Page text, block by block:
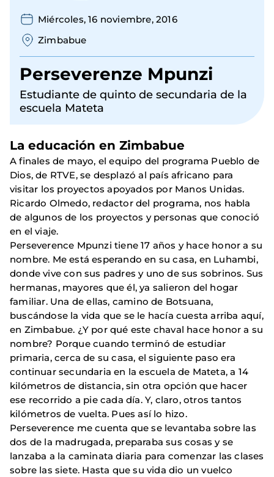
Miércoles, 16 noviembre, 2016
Zimbabue
Perseverenze Mpunzi
Estudiante de quinto de secundaria de la
escuela Mateta
La educación en Zimbabue
A finales de mayo, el equipo del programa Pueblo de
Dios, de RTVE, se desplazó al país africano para
visitar los proyectos apoyados por Manos Unidas.
Ricardo Olmedo, redactor del programa, nos habla
de algunos de los proyectos y personas que conoció
en el viaje.
Perseverence Mpunzi tiene 17 años y hace honor a su
nombre. Me está esperando en su casa, en Luhambi,
donde vive con sus padres y uno de sus sobrinos. Sus
hermanas, mayores que él, ya salieron del hogar
familiar. Una de ellas, camino de Botsuana,
buscándose la vida que se le hacía cuesta arriba aquí,
en Zimbabue. ¿Y por qué este chaval hace honor a su
nombre? Porque cuando terminó de estudiar
primaria, cerca de su casa, el siguiente paso era
continuar secundaria en la escuela de Mateta, a 14
kilómetros de distancia, sin otra opción que hacer
ese recorrido a pie cada día. Y, claro, otros tantos
kilómetros de vuelta. Pues así lo hizo.
Perseverence me cuenta que se levantaba sobre las
dos de la madrugada, preparaba sus cosas y se
lanzaba a la caminata diaria para comenzar las clases
sobre las siete. Hasta que su vida dio un vuelco